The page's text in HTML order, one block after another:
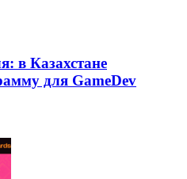
в Казахстане
для GameDev